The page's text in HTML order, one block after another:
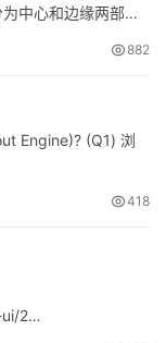
中心和边缘两部…
882
Engine)? (Q1) 浏
418
ui/2…